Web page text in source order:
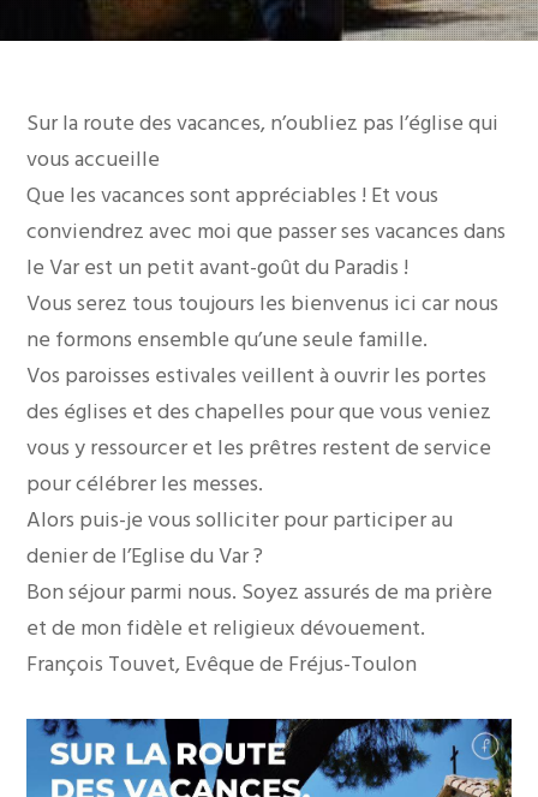
Sur la route des vacances, n’oubliez pas l’église qui
vous accueille
Que les vacances sont appréciables ! Et vous
conviendrez avec moi que passer ses vacances dans
le Var est un petit avant-goût du Paradis !
Vous serez tous toujours les bienvenus ici car nous
ne formons ensemble qu’une seule famille.
Vos paroisses estivales veillent à ouvrir les portes
des églises et des chapelles pour que vous veniez
vous y ressourcer et les prêtres restent de service
pour célébrer les messes.
Alors puis-je vous solliciter pour participer au
denier de l’Eglise du Var ?
Bon séjour parmi nous. Soyez assurés de ma prière
et de mon fidèle et religieux dévouement.
François Touvet, Evêque de Fréjus-Toulon